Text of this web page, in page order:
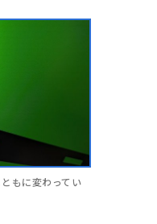
もに変わってい